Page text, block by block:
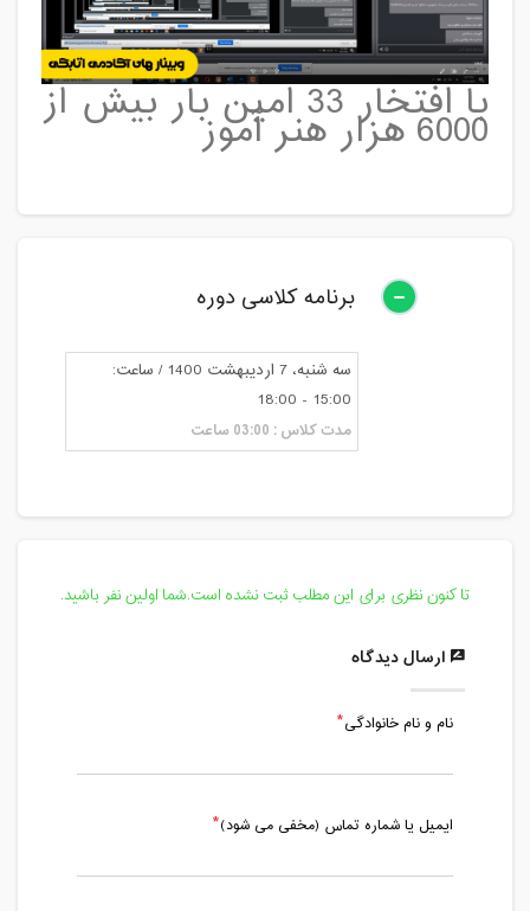
با افتخار 33 امین بار بیش از 6000 هزار هنر آموز
برنامه کلاسی دوره
سه شنبه، 7 اردیبهشت 1400 / ساعت:
15:00 - 18:00
مدت کلاس : 03:00 ساعت
تا کنون نظری برای این مطلب ثبت نشده است.شما اولین نفر باشید.
ارسال دیدگاه
نام و نام خانوادگی
ایمیل یا شماره تماس (مخفی می شود)